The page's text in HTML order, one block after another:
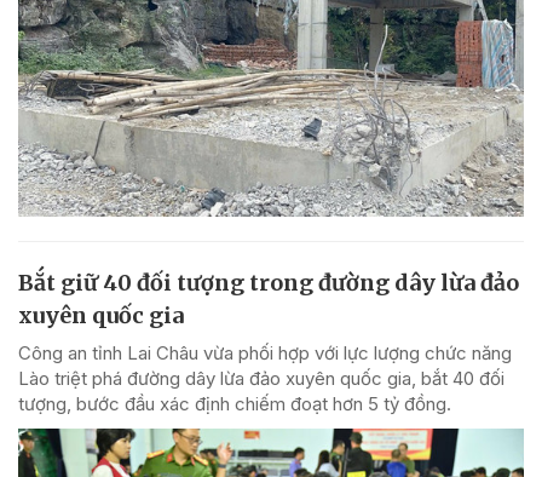
Bắt giữ 40 đối tượng trong đường dây lừa đảo
xuyên quốc gia
Công an tỉnh Lai Châu vừa phối hợp với lực lượng chức năng
Lào triệt phá đường dây lừa đảo xuyên quốc gia, bắt 40 đối
tượng, bước đầu xác định chiếm đoạt hơn 5 tỷ đồng.